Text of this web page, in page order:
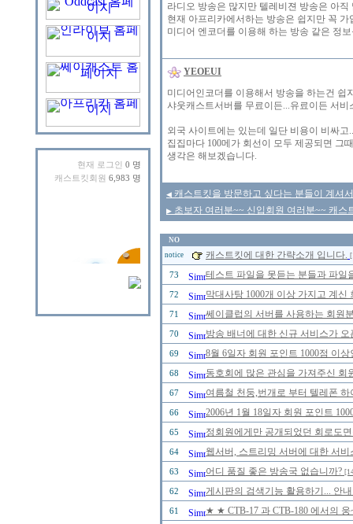
현재 로그인 0 명
캐스트킷회원 6,983 명
라디오 방송은 많지만 텔레비젼 방송은 아직
현재 아프리카에서하는 방송은 쉽지만 꼭
미디어 엔코더를 이용해 하는 방송 같은 정
YEOEUI
미디어인코더를 이용해서 방송을 하는건 쉽
샤웃캐스트서버를 무료이든...유료이든 서
외국 사이트에는 있는데 일단 비용이 비싸
집집마다 100메가 회선이 모두 제공되면 그
생각은 해보겠습니다.
◀ 캐스트킷을 방문하고 싶다는 분들이 계셔
▶ 초보자 여러분~~ 신입회원 여러분~~ 캐스
NO
notice
캐스트킷에 대한 간략소개 입니다.
73 테스트 파일을 못듣는 분들과 파
72 막대사탕 1000개 이상 가지고 계
71 쎄이클럽의 서버를 사용하는 회원
70 방송 배너에 대한 신규 서비스가
69 8월 6일자 회원 포인트 1000점 이
68 동호회에 많은 관심을 가져주신
67 여름철 천둥,번개로 부터 텔레폰
66 2006년 1월 18일자 회원 포인트
65 정회원에게만 공개되었던 회로도
64 웹서버, 스트리밍 서버에 대한 서
63 어디 품질 좋은 방송국 없습니까?
62 게시판의 검색기능 활용하기... 안
61 ★ ★ CTB-17 과 CTB-180 에서의